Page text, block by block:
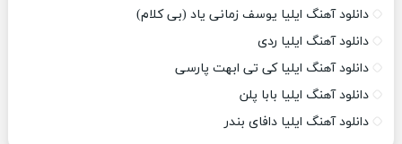
دانلود آهنگ ایلیا یوسف زمانی یاد (بی کلام)
دانلود آهنگ ایلیا ردی
دانلود آهنگ ایلیا کی تی ابهت پارسی
دانلود آهنگ ایلیا بابا پلن
دانلود آهنگ ایلیا دافای بندر